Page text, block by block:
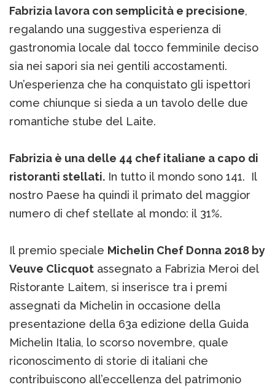
Fabrizia lavora con semplicità e precisione,
regalando una suggestiva esperienza di
gastronomia locale dal tocco femminile deciso
sia nei sapori sia nei gentili accostamenti.
Un’esperienza che ha conquistato gli ispettori
come chiunque si sieda a un tavolo delle due
romantiche stube del Laite.
Fabrizia è una delle 44 chef italiane a capo di
ristoranti stellati. In tutto il mondo sono 141. Il
nostro Paese ha quindi il primato del maggior
numero di chef stellate al mondo: il 31%.
Il premio speciale Michelin Chef Donna 2018 by
Veuve Clicquot assegnato a Fabrizia Meroi del
Ristorante Laitem, si inserisce tra i premi
assegnati da Michelin in occasione della
presentazione della 63a edizione della Guida
Michelin Italia, lo scorso novembre, quale
riconoscimento di storie di italiani che
contribuiscono all’eccellenza del patrimonio